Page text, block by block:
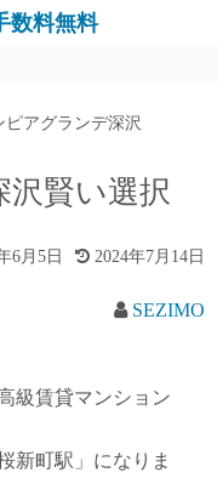
数料無料
ピアグランデ深沢
賢い選択
6月5日 2024年7月14日
SEZIMO
級賃貸マンション
新町駅」になりま